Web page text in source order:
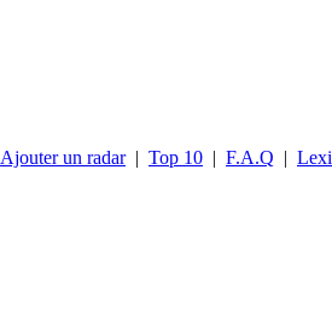
Ajouter un radar | Top 10 | F.A.Q |